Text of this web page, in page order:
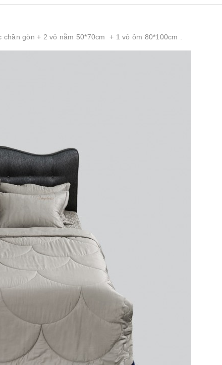
gòn + 2 vỏ nằm 50*70cm + 1 vỏ ôm 80*100cm .